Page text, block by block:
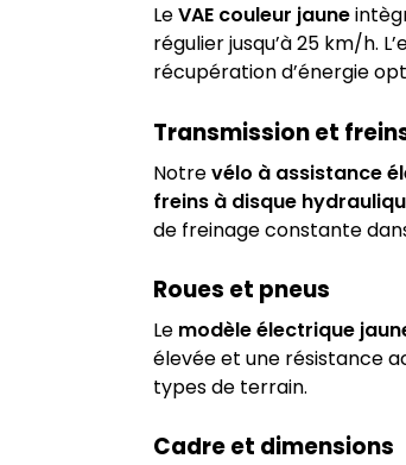
LeVAE couleur jaune
régulier jusqu’à 25 km/h.
récupération d’énergie
Transmission et
Notrevélo à assistance
freins à disque
de freinage constante
Roues et pneus
Le modèle électrique
élevée et une résistance
types de terrain.
Cadre et dimensions